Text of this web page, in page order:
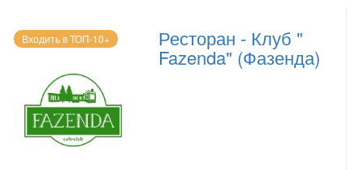
Входить в ТОП-10+ Ресторан - Клуб "
Fazenda" (Фазенда)